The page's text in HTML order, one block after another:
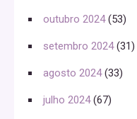
outubro 2024(53)
setembro 2024(31)
agosto 2024(33)
julho 2024(67)